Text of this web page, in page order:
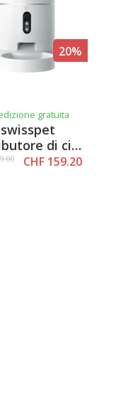
20%
gratuita
swisspet
di cibo
4L, senza
CHF 159.20